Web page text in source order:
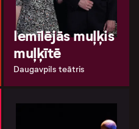
Iemīlējās muļķis
muļķītē
Daugavpils teātris